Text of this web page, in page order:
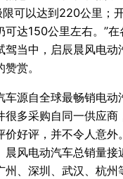
可以达到220公里；
可达150公里左右。”
驾当中，启辰晨风电动
赏。
车源自全球最畅销电
很多采购自同一供应商
价好评，并不令人意外
晨风电动汽车总销量接
州、深圳、武汉、杭州